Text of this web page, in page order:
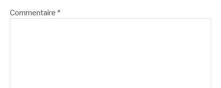
Commentaire *